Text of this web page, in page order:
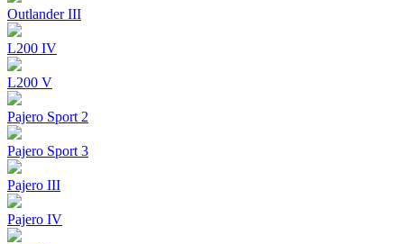
Outlander III
L200 IV
L200 V
Pajero Sport 2
Pajero Sport 3
Pajero III
Pajero IV